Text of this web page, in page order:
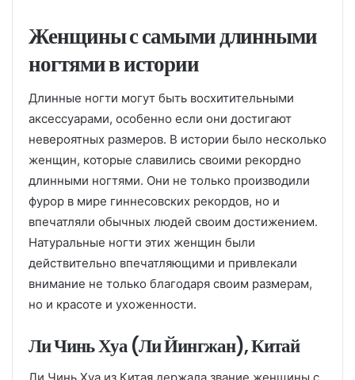
Женщины с самыми длинными
ногтями в истории
Длинные ногти могут быть восхитительными
аксессуарами, особенно если они достигают
невероятных размеров. В истории было несколько
женщин, которые славились своими рекордно
длинными ногтями. Они не только производили
фурор в мире гиннесовских рекордов, но и
впечатляли обычных людей своим достижением.
Натуральные ногти этих женщин были
действительно впечатляющими и привлекали
внимание не только благодаря своим размерам,
но и красоте и ухоженности.
Ли Чинь Хуа (Ли Йингжан), Китай
Ли Чинь Хуа из Китая держала звание женщины с